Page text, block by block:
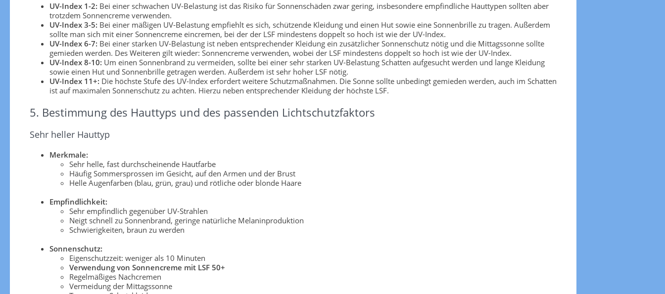
UV-Index 1-2: Bei einer schwachen UV-Belastung ist das Risiko für Sonnenschäden zwar gering, insbesondere empfindliche Hauttypen sollten aber
trotzdem Sonnencreme verwenden.
UV-Index 3-5: Bei einer mäßigen UV-Belastung empfiehlt es sich, schützende Kleidung und einen Hut sowie eine Sonnenbrille zu tragen. Außerdem
sollte man sich mit einer Sonnencreme eincremen, bei der der LSF mindestens doppelt so hoch ist wie der UV-Index.
UV-Index 6-7: Bei einer starken UV-Belastung ist neben entsprechender Kleidung ein zusätzlicher Sonnenschutz nötig und die Mittagssonne sollte
gemieden werden. Des Weiteren gilt wieder: Sonnencreme verwenden, wobei der LSF mindestens doppelt so hoch ist wie der UV-Index.
UV-Index 8-10: Um einen Sonnenbrand zu vermeiden, sollte bei einer sehr starken UV-Belastung Schatten aufgesucht werden und lange Kleidung
sowie einen Hut und Sonnenbrille getragen werden. Außerdem ist sehr hoher LSF nötig.
UV-Index 11+: Die höchste Stufe des UV-Index erfordert weitere Schutzmaßnahmen. Die Sonne sollte unbedingt gemieden werden, auch im Schatten
ist auf maximalen Sonnenschutz zu achten. Hierzu neben entsprechender Kleidung der höchste LSF.
5. Bestimmung des Hauttyps und des passenden Lichtschutzfaktors
Sehr heller Hauttyp
Merkmale:
Sehr helle, fast durchscheinende Hautfarbe
Häufig Sommersprossen im Gesicht, auf den Armen und der Brust
Helle Augenfarben (blau, grün, grau) und rötliche oder blonde Haare
Empfindlichkeit:
Sehr empfindlich gegenüber UV-Strahlen
Neigt schnell zu Sonnenbrand, geringe natürliche Melaninproduktion
Schwierigkeiten, braun zu werden
Sonnenschutz:
Eigenschutzzeit: weniger als 10 Minuten
Verwendung von Sonnencreme mit LSF 50+
Regelmäßiges Nachcremen
Vermeidung der Mittagssonne